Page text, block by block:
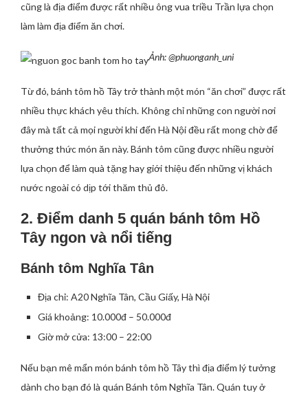
cũng là địa điểm được rất nhiều ông vua triều Trần lựa chọn
làm làm địa điểm ăn chơi.
Ảnh: @phuonganh_uni
Từ đó, bánh tôm hồ Tây trở thành một món “ăn chơi” được rất
nhiều thực khách yêu thích. Không chỉ những con người nơi
đây mà tất cả mọi người khi đến Hà Nội đều rất mong chờ để
thưởng thức món ăn này. Bánh tôm cũng được nhiều người
lựa chọn để làm quà tặng hay giới thiệu đến những vị khách
nước ngoài có dịp tới thăm thủ đô.
2. Điểm danh 5 quán bánh tôm Hồ
Tây ngon và nổi tiếng
Bánh tôm Nghĩa Tân
Địa chỉ: A20 Nghĩa Tân, Cầu Giấy, Hà Nội
Giá khoảng: 10.000đ – 50.000đ
Giờ mở cửa: 13:00 – 22:00
Nếu bạn mê mẩn món bánh tôm hồ Tây thì địa điểm lý tưởng
dành cho bạn đó là quán Bánh tôm Nghĩa Tân. Quán tuy ở